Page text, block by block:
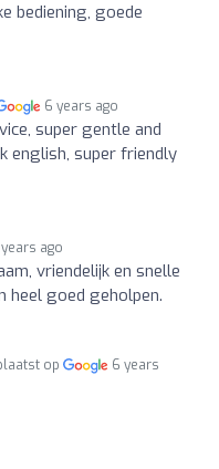
bediening, goede
6 years ago
super gentle and
english, super friendly
ago
vriendelijk en snelle
heel goed geholpen.
op
6 years